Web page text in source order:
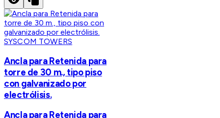
SYSCOM TOWERS
Ancla para Retenida para
torre de 30 m., tipo piso
con galvanizado por
electrólisis.
Ancla para Retenida para